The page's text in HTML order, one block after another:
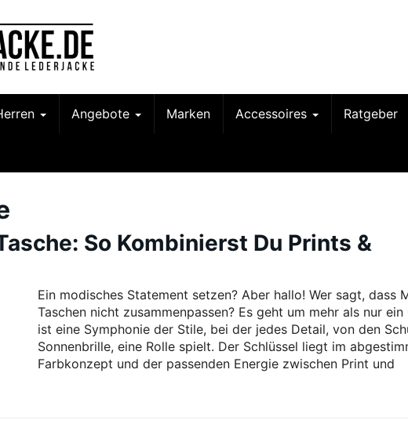
Angebote Marken Accessoires Ratgeber
So Kombinierst Du Prints &
Ein modisches Statement setzen? Aber hallo! Wer sagt, dass
Taschen nicht zusammenpassen? Es geht um mehr als nur
ist eine Symphonie der Stile, bei der jedes Detail, von den
Sonnenbrille, eine Rolle spielt. Der Schlüssel liegt im
Farbkonzept und der passenden Energie zwischen Print und